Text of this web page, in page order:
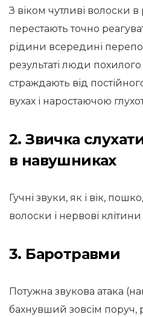
З віком чутливі волоски
перестають точно
рідини всередині
результаті люди похилого
страждають від
вухах і наростаючою
2. Звичка
в навушниках
Гучні звуки, як і вік,
волоски і нервові
3. Баротравми
Потужна звукова атака
бахнувший зовсім поруч,